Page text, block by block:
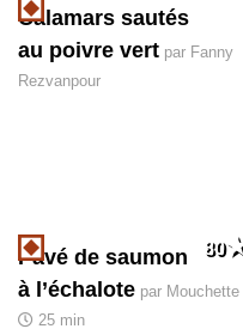
Calamars sautés
au poivre vert par Fanny
Rezvanpour
Pavé de saumon
à l’échalote par Mouchette
25 min
80